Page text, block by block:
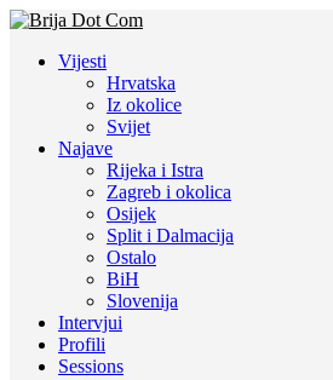
Vijesti
Hrvatska
Iz okolice
Svijet
Najave
Rijeka i Istra
Zagreb i okolica
Osijek
Split i Dalmacija
Ostalo
BiH
Slovenija
Intervjui
Profili
Sessions